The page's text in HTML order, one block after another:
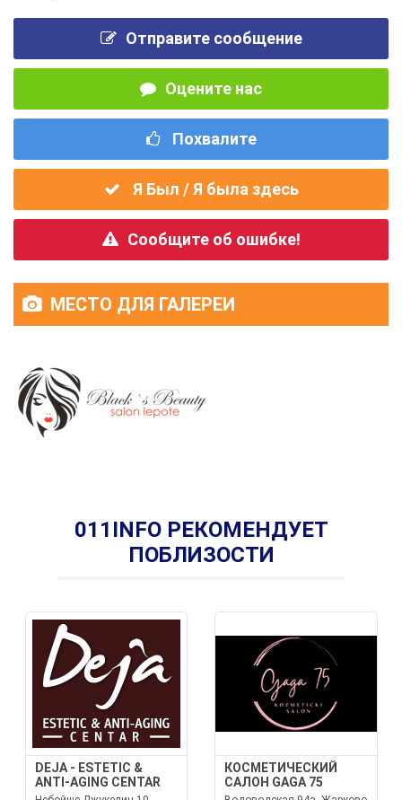
Отправите сообщение
Оцените нас
Похвалите
Я Был / Я была здесь
Сообщите об ошибке!
МЕСТО ДЛЯ ГАЛЕРЕИ
011INFO РЕКОМЕНДУЕТ
ПОБЛИЗОСТИ
DEJA - ESTETIC &
ANTI-AGING CENTAR
КОСМЕТИЧЕСКИЙ
САЛОН GAGA 75